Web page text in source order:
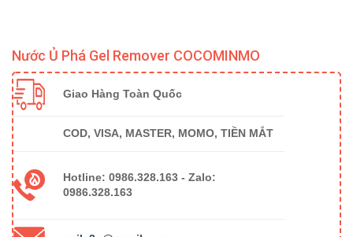
Nước Ủ Phá Gel Remover COCOMINMO
Giao Hàng Toàn Quốc
COD, VISA, MASTER, MOMO, TIỀN MẮT
Hotline: 0986.328.163 -Zalo:
0986.328.163